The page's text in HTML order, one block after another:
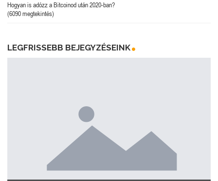
Hogyan is adózz a Bitcoinod után 2020-ban?
(6090 megtekintés)
LEGFRISSEBB BEJEGYZÉSEINK